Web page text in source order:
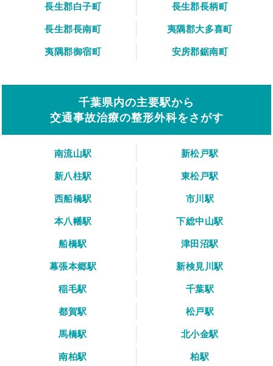
長生郡白子町
長生郡長柄町
長生郡長南町
夷隅郡大多喜町
夷隅郡御宿町
安房郡鋸南町
千葉県内の主要駅から
交通事故治療の整形外科をさがす
南流山駅
新松戸駅
新八柱駅
東松戸駅
西船橋駅
市川駅
本八幡駅
下総中山駅
船橋駅
津田沼駅
幕張本郷駅
新検見川駅
稲毛駅
千葉駅
都賀駅
松戸駅
馬橋駅
北小金駅
南柏駅
柏駅